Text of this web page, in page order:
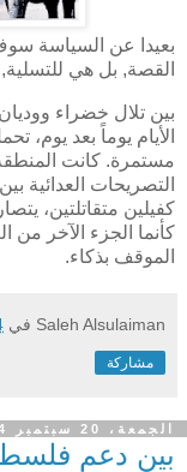
بعيدا عن السياسة
القصة, بل هي
بين تلال خضراء
الأيام يوماً بعد يوم،
مستمرة. كانت
التصريحات العدائية
كفيلين متقاتلتين،
كأنما الجزء الآخر من
الموقف بذكاء.
Saleh Alsulaiman في
مشاركة
الجمعة، 20 سبتمبر 2024
بين دعم